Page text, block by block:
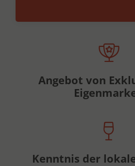
Angebot von
Kenntnis der